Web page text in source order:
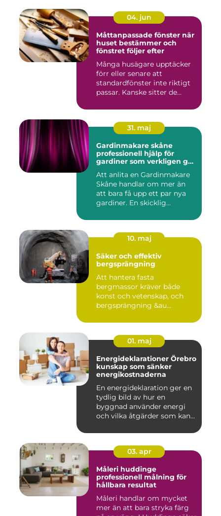
04. jun
Måttanpassade fönster när
huset bestämmer och
fönstret följer efter
Många husägare upptäcker
förr eller senare att
standardfönster inte riktigt
passar. Kanske sitter de...
31. maj
Gardinmakare skåne
professionell hjälp för
gardiner som verkligen gör
Att anlita en Gardinmakare
Skåne handlar om mer än
att bara få upp ett par nya
gardiner. En skicklig...
10. maj
Säker och effektiv
bergsprängning
Att hantera fasta
bergmassor kräver både
konst och vetenskap, och
bergsprängning &au...
01. maj
Energideklarationer Örebro
kunskap som sänker
energikostnaderna
En energideklaration ger en
tydlig bild av hur en
byggnad använder energi
och vilka åtgärder som kan...
03. apr
Måleri huddinge
professionell målning för
hållbara resultat
Måleri handlar om mycket
mer än att bara stryka färg